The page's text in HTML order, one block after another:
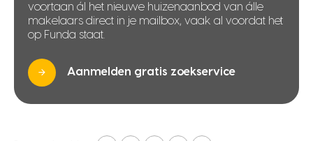
voortaan ál het nieuwe huizenaanbod van álle
makelaars direct in je mailbox, vaak al voordat het
op Funda staat.
Aanmelden gratis zoekservice